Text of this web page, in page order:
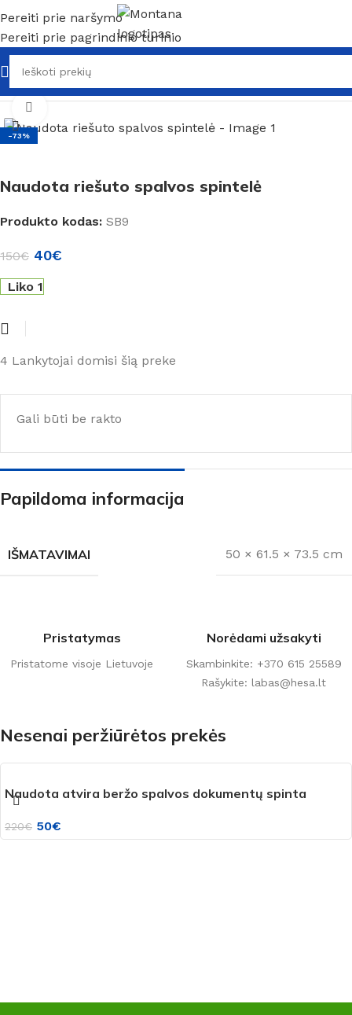
Pereiti prie naršymo
Pereiti prie pagrindinio turinio
Pradžia Naudoti baldai
-73%
Naudota riešuto spalvos spintelė
Produkto kodas: SB9
150€ 40€
Liko 1
4 Lankytojai domisi šią preke
Gali būti be rakto
Papildoma informacija
IŠMATAVIMAI 50 × 61.5 × 73.5 cm
Pristatymas
Pristatome visoje Lietuvoje
Norėdami užsakyti
Skambinkite: +370 615 25589
Rašykite: labas@hesa.lt
Nesenai peržiūrėtos prekės
Naudota atvira beržo spalvos dokumentų spinta
220€ 50€